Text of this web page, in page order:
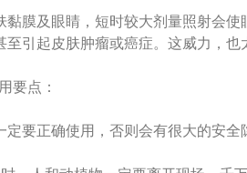
膜及眼睛，短时较大剂量照射会使眼
引起皮肤肿瘤或癌症。这威力，也太
点：
定要正确使用，否则会有很大的安全隐